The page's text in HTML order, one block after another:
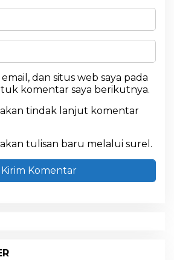
dan situs web saya pada
komentar saya berikutnya.
akan tindak lanjut komentar
tulisan baru melalui surel.